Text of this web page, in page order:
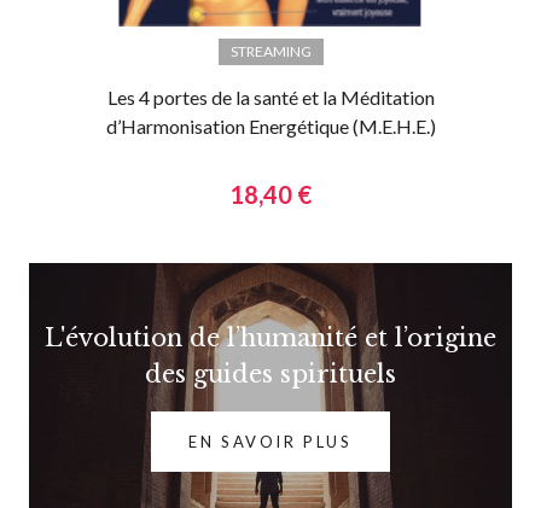
STREAMING
Les 4 portes de la santé et la Méditation
d’Harmonisation Energétique (M.E.H.E.)
18,40 €
L'évolution de l’humanité et l’origine
des guides spirituels
EN SAVOIR PLUS